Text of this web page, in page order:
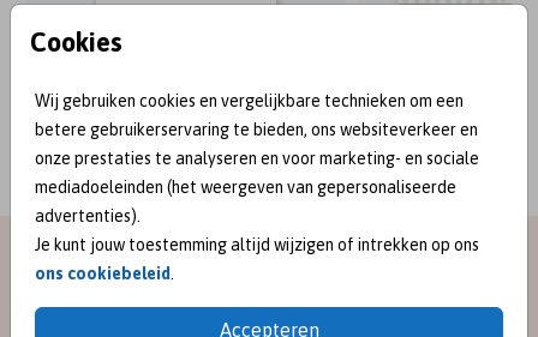
Cookies
Wij gebruiken cookies en vergelijkbare technieken om een
betere gebruikerservaring te bieden, ons websiteverkeer en
onze prestaties te analyseren en voor marketing- en sociale
mediadoeleinden (het weergeven van gepersonaliseerde
advertenties).
Je kunt jouw toestemming altijd wijzigen of intrekken op ons
ons cookiebeleid
Accepteren
BEKEND VAN:
meet me on
SOCIAL MEDIA